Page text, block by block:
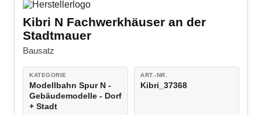
LEGO® Star Wars™
LEGO® Technic
LEGO® Creator Expert
LEGO® Architecture
Kibri N Fachwerkhäuser an der
Stadtmauer
Bausatz
KATEGORIE
Modellbahn Spur N -
Gebäudemodelle - Dorf
+ Stadt
ART.-NR.
Kibri_37368